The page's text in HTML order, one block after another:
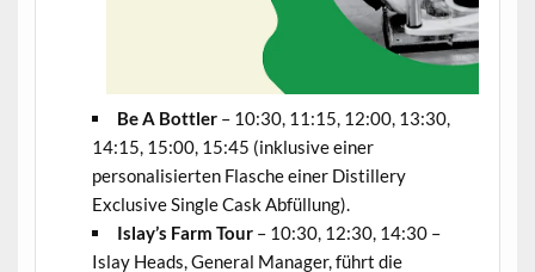
Be A Bottler – 10:30, 11:15, 12:00, 13:30,
14:15, 15:00, 15:45 (inklusive einer
personalisierten Flasche einer Distillery
Exclusive Single Cask Abfüllung).
Islay’s Farm Tour – 10:30, 12:30, 14:30 –
Islay Heads, General Manager, führt die